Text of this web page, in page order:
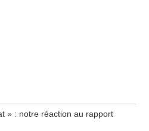
» : notre réaction au rapport